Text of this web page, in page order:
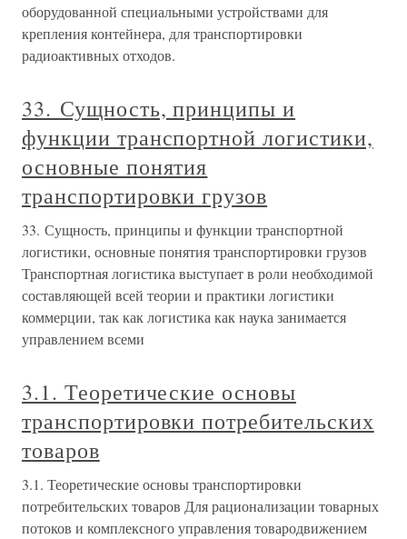
оборудованной специальными устройствами для
крепления контейнера, для транспортировки
радиоактивных отходов.
33. Сущность, принципы и
функции транспортной логистики,
основные понятия
транспортировки грузов
33. Сущность, принципы и функции транспортной
логистики, основные понятия транспортировки грузов
Транспортная логистика выступает в роли необходимой
составляющей всей теории и практики логистики
коммерции, так как логистика как наука занимается
управлением всеми
3.1. Теоретические основы
транспортировки потребительских
товаров
3.1. Теоретические основы транспортировки
потребительских товаров Для рационализации товарных
потоков и комплексного управления товародвижением